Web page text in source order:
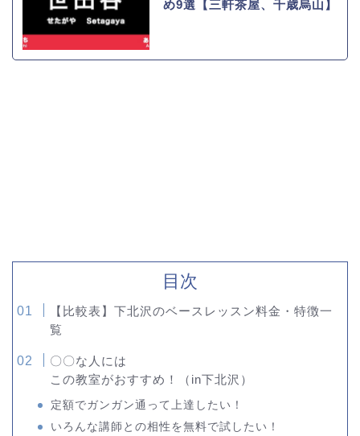
め9選【三軒茶屋、千歳烏山】
目次
【比較表】下北沢のベースレッスン料金・特徴一
覧
〇〇な人には
この教室がおすすめ！（in下北沢）
定額でガンガン通って上達したい！
いろんな講師との相性を無料で試したい！